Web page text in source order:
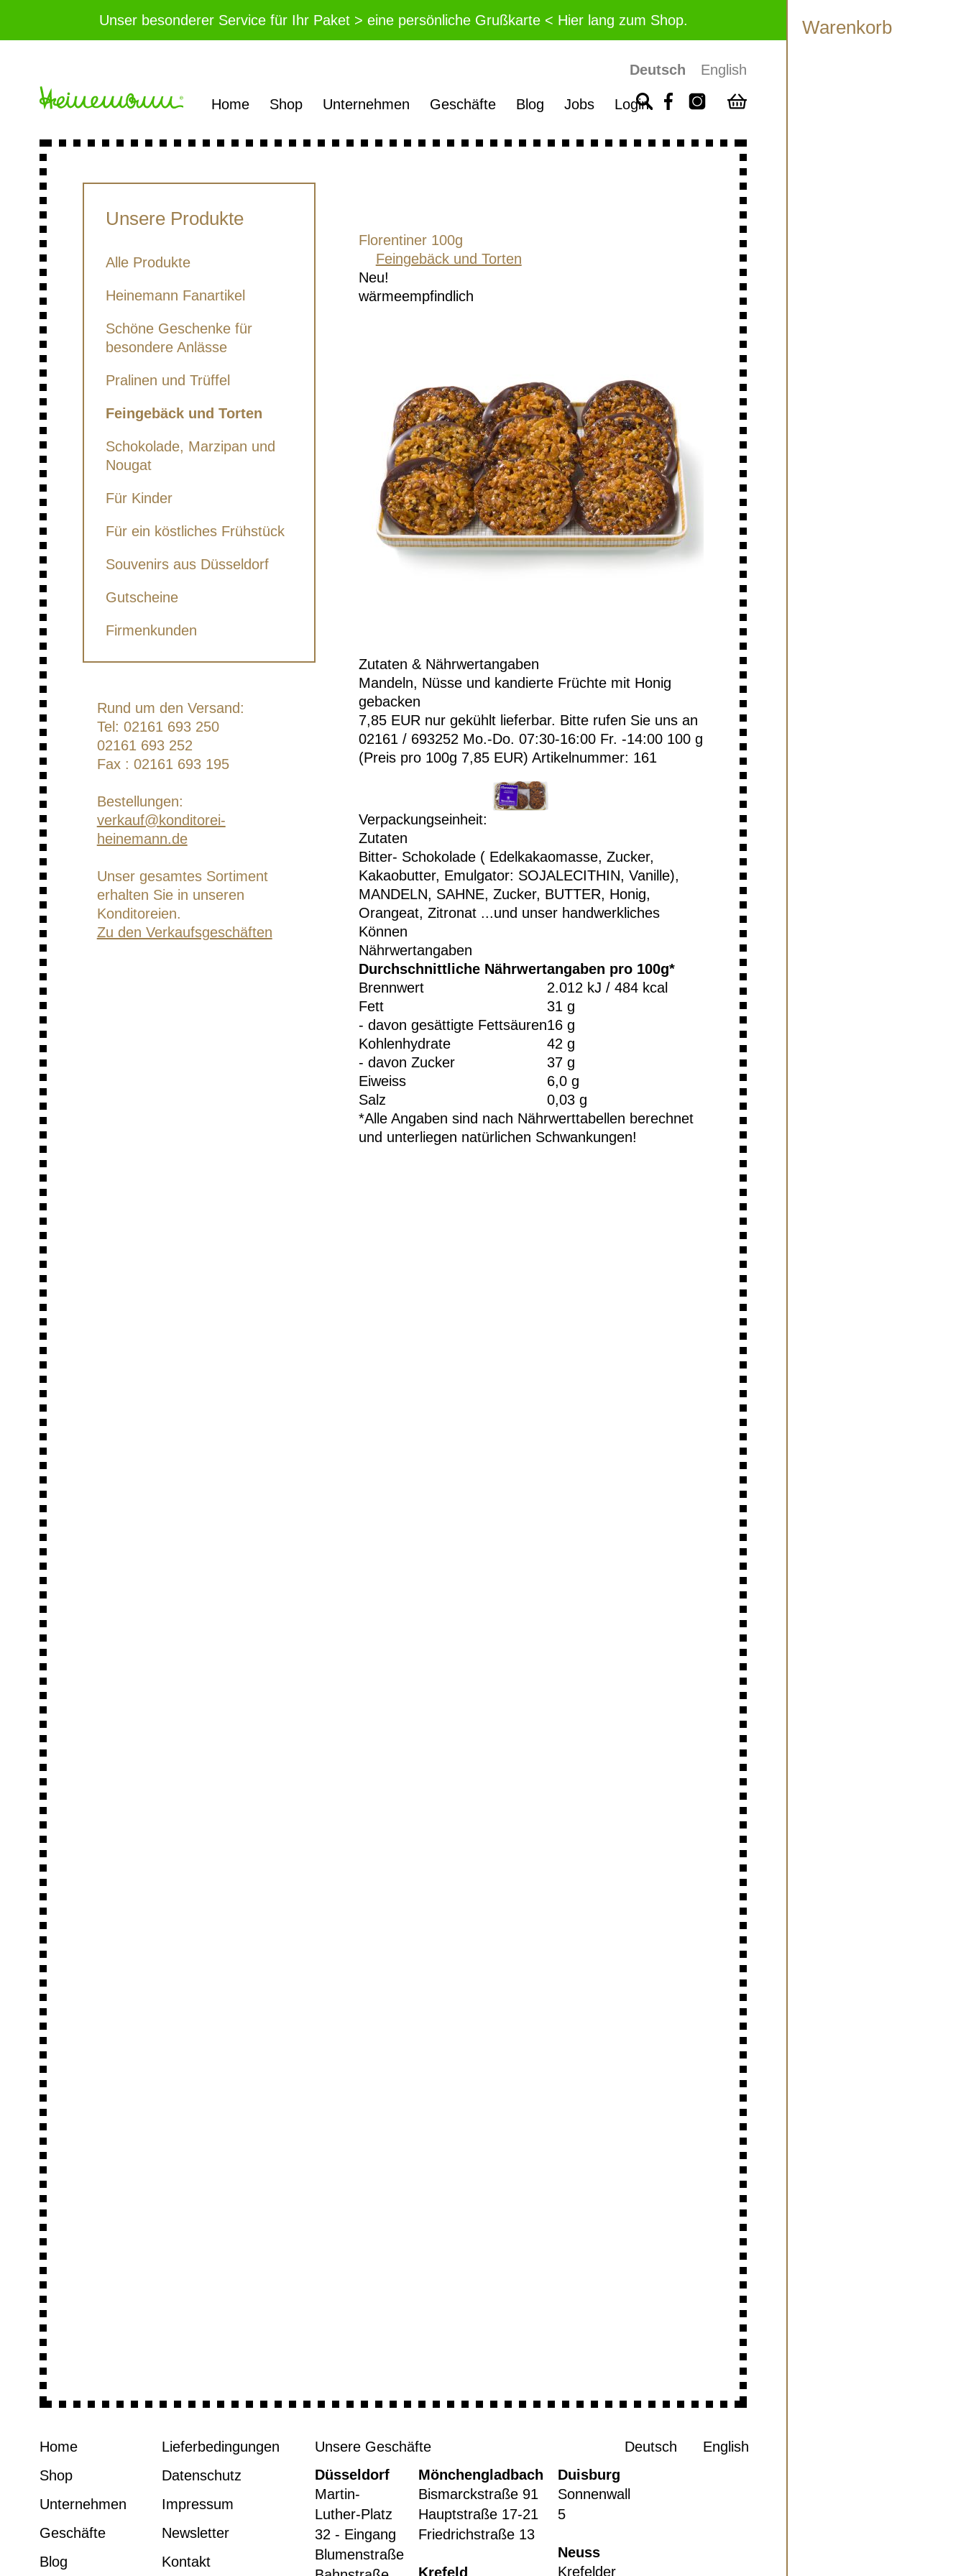
Warenkorb
Unser besonderer Service für Ihr Paket > eine persönliche Grußkarte < Hier lang zum Shop.
Home Shop Unternehmen Geschäfte Blog Jobs Login
Deutsch English
Unsere Produkte
Alle Produkte
Heinemann Fanartikel
Schöne Geschenke für
besondere Anlässe
Pralinen und Trüffel
Feingebäck und Torten
Schokolade, Marzipan und
Nougat
Für Kinder
Für ein köstliches Frühstück
Souvenirs aus Düsseldorf
Gutscheine
Firmenkunden
Rund um den Versand:
Tel: 02161 693 250
02161 693 252
Fax : 02161 693 195
Bestellungen:
verkauf@konditorei-
heinemann.de
Unser gesamtes Sortiment
erhalten Sie in unseren
Konditoreien.
Zu den Verkaufsgeschäften
Florentiner 100g
Feingebäck und Torten
Neu!
wärme­empfindlich
Zutaten & Nährwertangaben
Mandeln, Nüsse und kandierte Früchte mit Honig
gebacken
7,85 EUR nur gekühlt lieferbar. Bitte rufen Sie uns an
02161 / 693252 Mo.-Do. 07:30-16:00 Fr. -14:00 100 g
(Preis pro 100g 7,85 EUR) Artikelnummer: 161
Verpackungseinheit:
Zutaten
Bitter- Schokolade ( Edelkakaomasse, Zucker,
Kakaobutter, Emulgator: SOJALECITHIN, Vanille),
MANDELN, SAHNE, Zucker, BUTTER, Honig,
Orangeat, Zitronat ...und unser handwerkliches
Können
Nährwertangaben
Durchschnittliche Nährwertangaben pro 100g*
Brennwert
2.012 kJ / 484 kcal
Fett
31 g
- davon gesättigte Fettsäuren16 g
Kohlenhydrate
42 g
- davon Zucker
37 g
Eiweiss
6,0 g
Salz
0,03 g
*Alle Angaben sind nach Nährwerttabellen berechnet
und unterliegen natürlichen Schwankungen!
Home
Shop
Unternehmen
Geschäfte
Blog
Lieferbedingungen
Datenschutz
Impressum
Newsletter
Kontakt
Unsere Geschäfte
Düsseldorf
Martin-
Luther-Platz
32 - Eingang
Blumenstraße
Mönchengladbach
Bismarckstraße 91
Hauptstraße 17-21
Friedrichstraße 13
Krefeld
Duisburg
Sonnenwall
5
Neuss
Krefelder
Deutsch English